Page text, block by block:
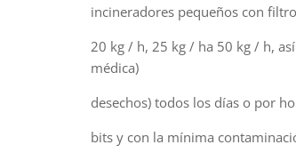
incineradores pequeños con
20 kg / h, 25 kg / ha 50 kg / h,
médica)
desechos) todos los días o por
bits y con la mínima